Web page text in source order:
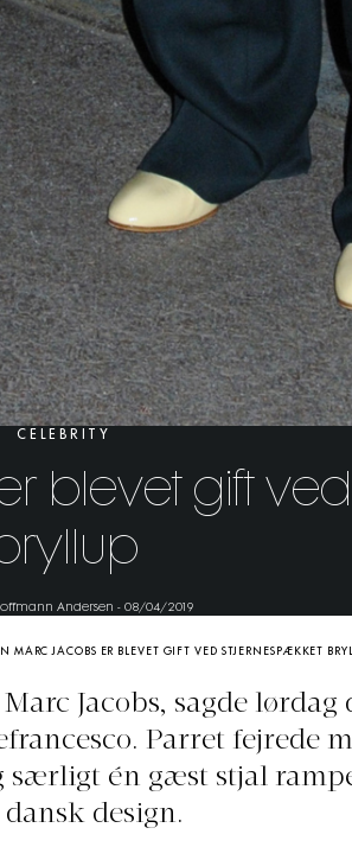
CELEBRITY
blevet gift
Andersen - 08/04/2019
MARC JACOBS ER BLEVET GIFT VED STJERNESPÆKKET
Jacobs, sagde lørdag
Parret fejrede
særligt én gæst stjal
design.